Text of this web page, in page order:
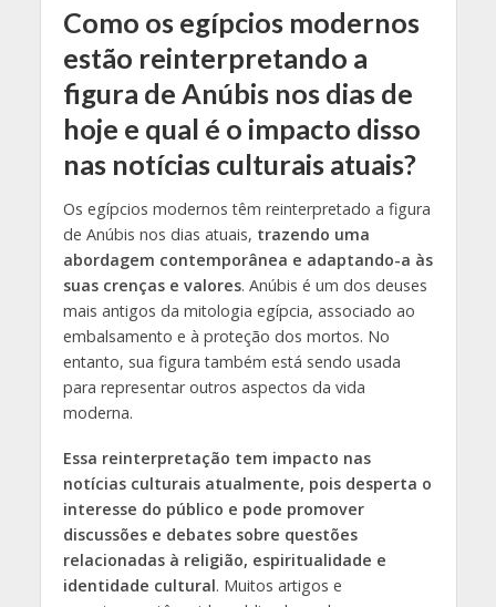
Como os egípcios modernos
estão reinterpretando a
figura de Anúbis nos dias de
hoje e qual é o impacto disso
nas notícias culturais atuais?
Os egípcios modernos têm reinterpretado a figura
de Anúbis nos dias atuais, trazendo uma
abordagem contemporânea e adaptando-a às
suas crenças e valores. Anúbis é um dos deuses
mais antigos da mitologia egípcia, associado ao
embalsamento e à proteção dos mortos. No
entanto, sua figura também está sendo usada
para representar outros aspectos da vida
moderna.
Essa reinterpretação tem impacto nas
notícias culturais atualmente, pois desperta o
interesse do público e pode promover
discussões e debates sobre questões
relacionadas à religião, espiritualidade e
identidade cultural. Muitos artigos e